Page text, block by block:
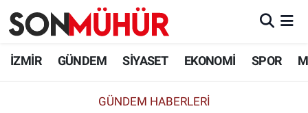
İZMİR GÜNDEM SİYASET EKONOMİ SPOR
GÜNDEM HABERLERI
İzmir Nöbetçi Eczaneler